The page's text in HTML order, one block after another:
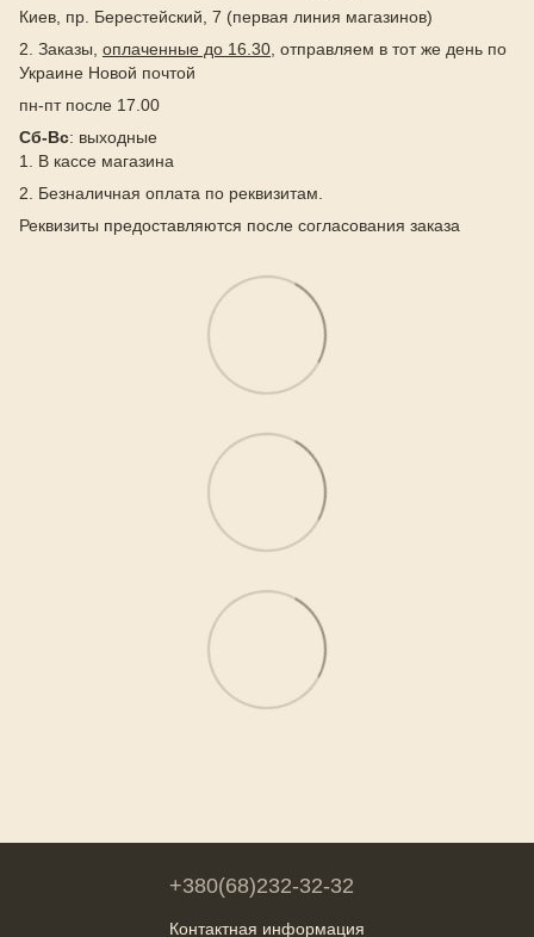
Киев, пр. Берестейский, 7 (первая линия магазинов)
2. Заказы, оплаченные до 16.30, отправляем в тот же день по
Украине Новой почтой
пн-пт после 17.00
Сб-Вс: выходные
1. В кассе магазина
2. Безналичная оплата по реквизитам.
Реквизиты предоставляются после согласования заказа
+380(68)232-32-32
Контактная информация